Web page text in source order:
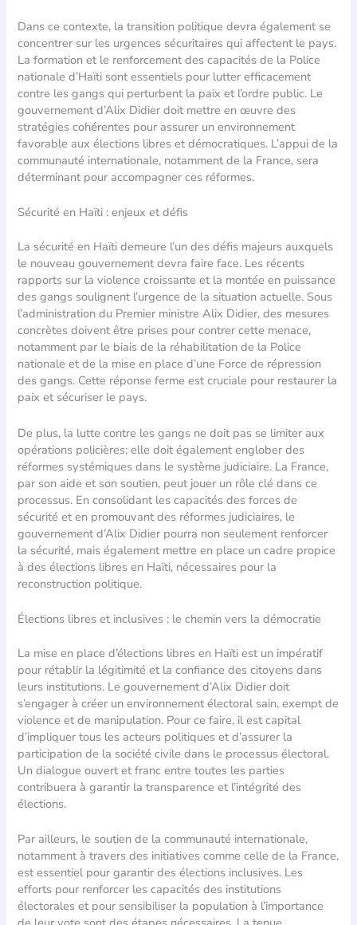
Dans ce contexte, la transition politique devra également se
concentrer sur les urgences sécuritaires qui affectent le pays.
La formation et le renforcement des capacités de la Police
nationale d’Haïti sont essentiels pour lutter efficacement
contre les gangs qui perturbent la paix et l’ordre public. Le
gouvernement d’Alix Didier doit mettre en œuvre des
stratégies cohérentes pour assurer un environnement
favorable aux élections libres et démocratiques. L’appui de la
communauté internationale, notamment de la France, sera
déterminant pour accompagner ces réformes.
Sécurité en Haïti : enjeux et défis
La sécurité en Haïti demeure l’un des défis majeurs auxquels
le nouveau gouvernement devra faire face. Les récents
rapports sur la violence croissante et la montée en puissance
des gangs soulignent l’urgence de la situation actuelle. Sous
l’administration du Premier ministre Alix Didier, des mesures
concrètes doivent être prises pour contrer cette menace,
notamment par le biais de la réhabilitation de la Police
nationale et de la mise en place d’une Force de répression
des gangs. Cette réponse ferme est cruciale pour restaurer la
paix et sécuriser le pays.
De plus, la lutte contre les gangs ne doit pas se limiter aux
opérations policières; elle doit également englober des
réformes systémiques dans le système judiciaire. La France,
par son aide et son soutien, peut jouer un rôle clé dans ce
processus. En consolidant les capacités des forces de
sécurité et en promouvant des réformes judiciaires, le
gouvernement d’Alix Didier pourra non seulement renforcer
la sécurité, mais également mettre en place un cadre propice
à des élections libres en Haïti, nécessaires pour la
reconstruction politique.
Élections libres et inclusives : le chemin vers la démocratie
La mise en place d’élections libres en Haïti est un impératif
pour rétablir la légitimité et la confiance des citoyens dans
leurs institutions. Le gouvernement d’Alix Didier doit
s’engager à créer un environnement électoral sain, exempt de
violence et de manipulation. Pour ce faire, il est capital
d’impliquer tous les acteurs politiques et d’assurer la
participation de la société civile dans le processus électoral.
Un dialogue ouvert et franc entre toutes les parties
contribuera à garantir la transparence et l’intégrité des
élections.
Par ailleurs, le soutien de la communauté internationale,
notamment à travers des initiatives comme celle de la France,
est essentiel pour garantir des élections inclusives. Les
efforts pour renforcer les capacités des institutions
électorales et pour sensibiliser la population à l’importance